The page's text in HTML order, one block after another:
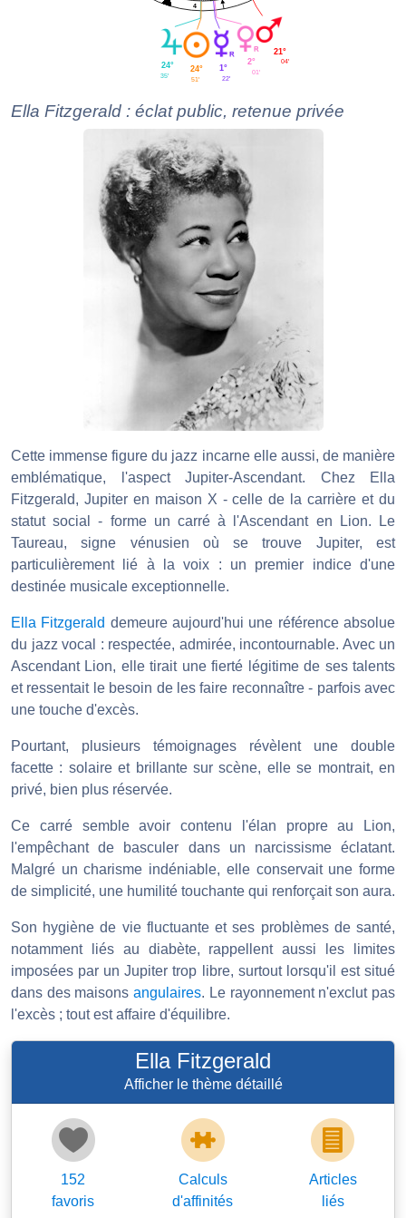
4
24°
35'
24°
51'
1°
22'
2°
01'
21°
04'
Ella Fitzgerald : éclat public, retenue privée
Cette immense figure du jazz incarne elle aussi, de manière
emblématique, l'aspect Jupiter-Ascendant. Chez Ella
Fitzgerald, Jupiter en maison X - celle de la carrière et du
statut social - forme un carré à l'Ascendant en Lion. Le
Taureau, signe vénusien où se trouve Jupiter, est
particulièrement lié à la voix : un premier indice d'une
destinée musicale exceptionnelle.
Ella Fitzgerald demeure aujourd'hui une référence absolue
du jazz vocal : respectée, admirée, incontournable. Avec un
Ascendant Lion, elle tirait une fierté légitime de ses talents
et ressentait le besoin de les faire reconnaître - parfois avec
une touche d'excès.
Pourtant, plusieurs témoignages révèlent une double
facette : solaire et brillante sur scène, elle se montrait, en
privé, bien plus réservée.
Ce carré semble avoir contenu l'élan propre au Lion,
l'empêchant de basculer dans un narcissisme éclatant.
Malgré un charisme indéniable, elle conservait une forme
de simplicité, une humilité touchante qui renforçait son aura.
Son hygiène de vie fluctuante et ses problèmes de santé,
notamment liés au diabète, rappellent aussi les limites
imposées par un Jupiter trop libre, surtout lorsqu'il est situé
dans des maisonsangulaires. Le rayonnement n'exclut pas
l'excès ; tout est affaire d'équilibre.
Ella Fitzgerald
Afficher le thème détaillé
152
favoris
Calculs
d'affinités
Articles
liés